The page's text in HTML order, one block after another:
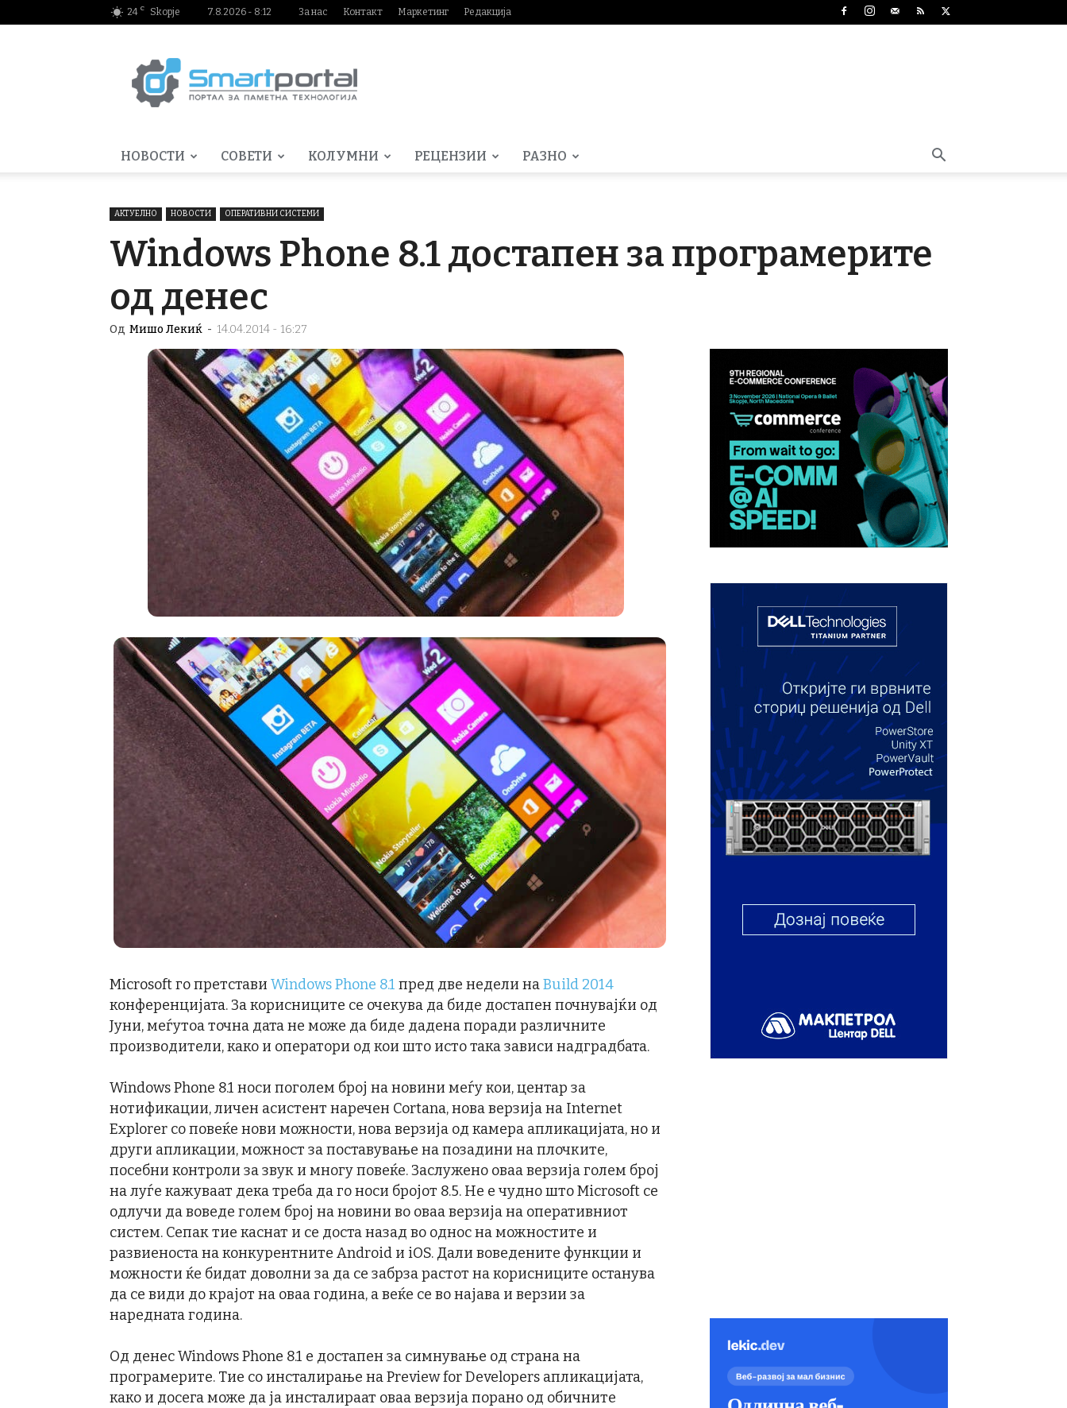
24 C Skopje 7.8.2026 - 8:12 За нас Контакт Маркетинг Редакција
НОВОСТИ СОВЕТИ КОЛУМНИ РЕЦЕНЗИИ РАЗНО
АКТУЕЛНО НОВОСТИ ОПЕРАТИВНИ СИСТЕМИ
Windows Phone 8.1 достапен за програмерите
од денес
Од Мишо Лекиќ - 14.04.2014 - 16:27
Microsoft го претстави Windows Phone 8.1 пред две недели наBuild 2014
конференцијата. За корисниците се очекува да биде достапен почнувајќи од
Јуни, меѓутоа точна дата не може да биде дадена поради различните
производители, како и оператори од кои што исто така зависи надградбата.
Windows Phone 8.1 носи поголем број на новини меѓу кои, центар за
нотификации, личен асистент наречен Cortana, нова верзија на Internet
Explorer со повеќе нови можности, нова верзија од камера апликацијата, но и
други апликации, можност за поставување на позадини на плочките,
посебни контроли за звук и многу повеќе. Заслужено оваа верзија голем број
на луѓе кажуваат дека треба да го носи бројот 8.5. Не е чудно што Microsoft се
одлучи да воведе голем број на новини во оваа верзија на оперативниот
систем. Сепак тие каснат и се доста назад во однос на можностите и
развиеноста на конкурентните Android и iOS. Дали воведените функции и
можности ќе бидат доволни за да се забрза растот на корисниците останува
да се види до крајот на оваа година, а веќе се во најава и верзии за
наредната година.
Од денес Windows Phone 8.1 е достапен за симнување од страна на
програмерите. Тие со инсталирање на Preview for Developers апликацијата,
како и досега може да ја инсталираат оваа верзија порано од обичните